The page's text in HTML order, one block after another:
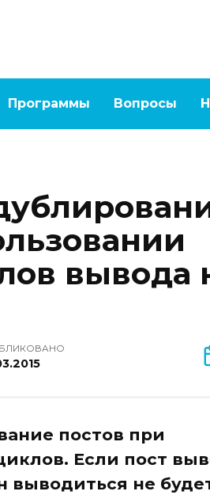
Программы Вопросы
вывода
постов при
Если пост
выводиться не